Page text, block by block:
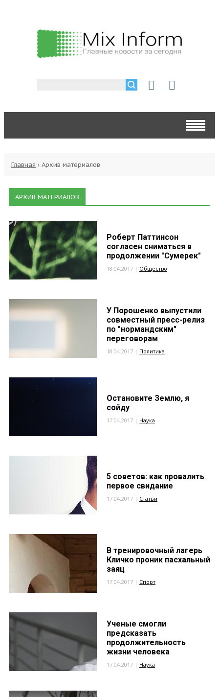
Главная › Архив материалов
АРХИВ МАТЕРИАЛОВ
Роберт Паттинсон
согласен сниматься в
продолжении "Сумерек"
18.04.2017 | Общество
У Порошенко выпустили
совместный пресс-релиз
по "нормандским"
переговорам
18.04.2017 | Политика
Остановите Землю, я
сойду
17.04.2017 | Наука
5 советов: как провалить
первое свидание
17.04.2017 | Статьи
В тренировочный лагерь
Кличко проник пасхальный
заяц
17.04.2017 | Спорт
Ученые смогли
предсказать
продолжительность
жизни человека
17.04.2017 | Наука